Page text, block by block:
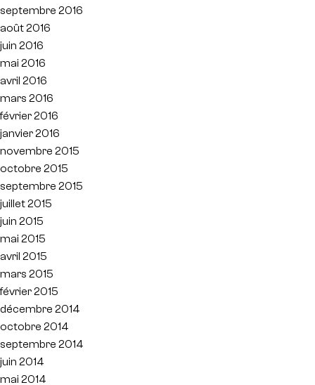
septembre 2016
août 2016
juin 2016
mai 2016
avril 2016
mars 2016
février 2016
janvier 2016
novembre 2015
octobre 2015
septembre 2015
juillet 2015
juin 2015
mai 2015
avril 2015
mars 2015
février 2015
décembre 2014
octobre 2014
septembre 2014
juin 2014
mai 2014